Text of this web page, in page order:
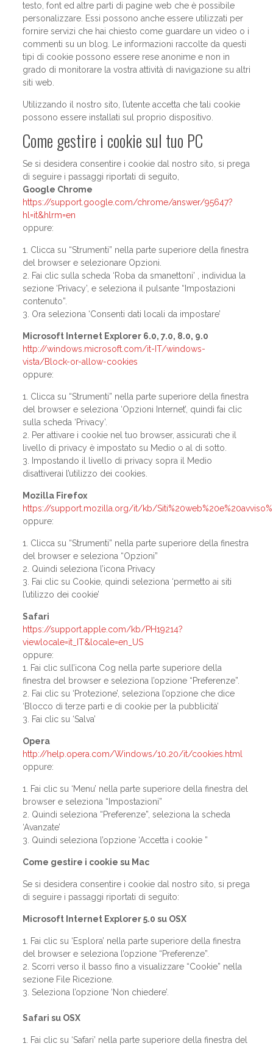
testo, font ed altre parti di pagine web che è possibile
personalizzare. Essi possono anche essere utilizzati per
fornire servizi che hai chiesto come guardare un video o i
commenti su un blog. Le informazioni raccolte da questi
tipi di cookie possono essere rese anonime e non in
grado di monitorare la vostra attività di navigazione su altri
siti web.
Utilizzando il nostro sito, l’utente accetta che tali cookie
possono essere installati sul proprio dispositivo.
Come gestire i cookie sul tuo PC
Se si desidera consentire i cookie dal nostro sito, si prega
di seguire i passaggi riportati di seguito,
Google Chrome
https://support.google.com/chrome/answer/95647?
hl=it&hlrm=en
oppure:
1. Clicca su “Strumenti” nella parte superiore della finestra
del browser e selezionare Opzioni.
2. Fai clic sulla scheda ‘Roba da smanettoni’ , individua la
sezione ‘Privacy’, e seleziona il pulsante “Impostazioni
contenuto”.
3. Ora seleziona ‘Consenti dati locali da impostare’
Microsoft Internet Explorer 6.0, 7.0, 8.0, 9.0
http://windows.microsoft.com/it-IT/windows-
vista/Block-or-allow-cookies
oppure:
1. Clicca su “Strumenti” nella parte superiore della finestra
del browser e seleziona ‘Opzioni Internet’, quindi fai clic
sulla scheda ‘Privacy’.
2. Per attivare i cookie nel tuo browser, assicurati che il
livello di privacy è impostato su Medio o al di sotto.
3. Impostando il livello di privacy sopra il Medio
disattiverai l’utilizzo dei cookies.
Mozilla Firefox
https://support.mozilla.org/it/kb/
oppure:
1. Clicca su “Strumenti” nella parte superiore della finestra
del browser e seleziona “Opzioni”
2. Quindi seleziona l’icona Privacy
3. Fai clic su Cookie, quindi seleziona ‘permetto ai siti
l’utilizzo dei cookie’
Safari
https://support.apple.com/kb/PH19214?
viewlocale=it_IT&locale=en_US
oppure:
1. Fai clic sull’icona Cog nella parte superiore della
finestra del browser e seleziona l’opzione “Preferenze”.
2. Fai clic su ‘Protezione’, seleziona l’opzione che dice
‘Blocco di terze parti e di cookie per la pubblicità’
3. Fai clic su ‘Salva’
Opera
http://help.opera.com/Windows/10.20/it/cookies.html
oppure:
1. Fai clic su ‘Menu’ nella parte superiore della finestra del
browser e seleziona “Impostazioni”
2. Quindi seleziona “Preferenze”, seleziona la scheda
‘Avanzate’
3. Quindi seleziona l’opzione ‘Accetta i cookie ”
Come gestire i cookie su Mac
Se si desidera consentire i cookie dal nostro sito, si prega
di seguire i passaggi riportati di seguito:
Microsoft Internet Explorer 5.0 su OSX
1. Fai clic su ‘Esplora’ nella parte superiore della finestra
del browser e seleziona l’opzione “Preferenze”.
2. Scorri verso il basso fino a visualizzare “Cookie” nella
sezione File Ricezione.
3. Seleziona l’opzione ‘Non chiedere’.
Safari su OSX
1. Fai clic su ‘Safari’ nella parte superiore della finestra del